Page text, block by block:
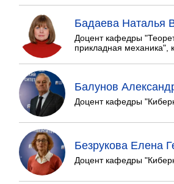
Бадаева Наталья
Доцент кафедры
прикладная механика",
Балунов
Доцент кафедры
Безрукова Елена
Доцент кафедры